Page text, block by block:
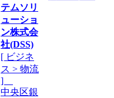
テムソリ
ューショ
ン株式会
社(DSS)
[ ビジネ
ス > 物流
]
中央区銀